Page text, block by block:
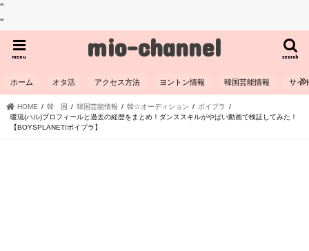
"
"
mio-channel search
menu
ホーム オタ活 アクセス方法 ヨントン情報 韓国芸能情報 サイ
HOME 韓 国 韓国芸能情報 韓☆オーディション
ボイプラ
暖琉(ハル)プロフィールと過去の経歴をまとめ！ダンススキルがやばい動画で検証してみた！
【BOYSPLANET/ボイプラ】